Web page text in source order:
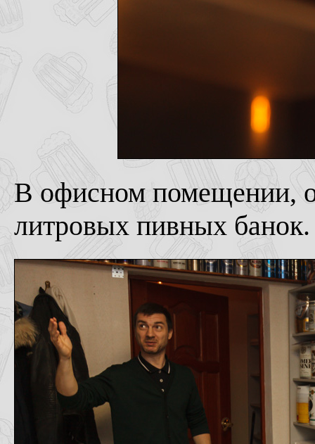
В офисном помещении,
литровых пивных банок.